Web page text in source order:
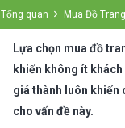
Tổng quan Mua Đồ
Lựa chọn mua đồ
khiến không ít
giá thành luôn khiến
cho vấn đề này.